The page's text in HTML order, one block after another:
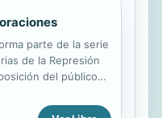
manual resulta en
necesitan
de ayuda. Para
existe un conjunto
parte de la serie
de la Represión
del público
el Panel Regional de